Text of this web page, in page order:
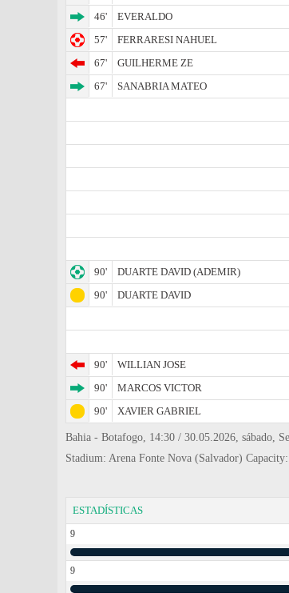
46'
EVERALDO
57'
FERRARESI NAHUEL
67'
GUILHERME ZE
67'
SANABRIA MATEO
90'
DUARTE DAVID (ADEMIR)
90'
DUARTE DAVID
90'
WILLIAN JOSE
90'
MARCOS VICTOR
90'
XAVIER GABRIEL
Bahia - Botafogo, 14:30 / 30.05.2026, sábado,
Stadium: Arena Fonte Nova (Salvador)
ESTADÍSTICAS
9
9